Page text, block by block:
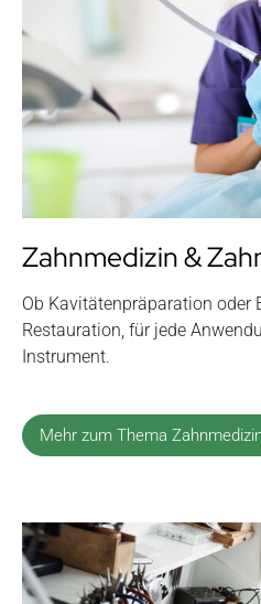
Zahnmedizin &
Ob Kavitätenpräparation oder
Restauration, für jede
Instrument.
Mehr zum Thema